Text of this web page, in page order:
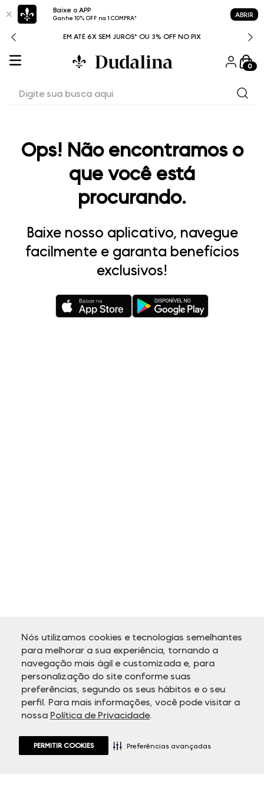
Baixe o APP
Ganhe 10% OFF na 1 COMPRA* ABRIR
Nós utilizamos cookies e tecnologias semelhantes
para melhorar a sua experiência, tornando a
navegação mais ágil e customizada e, para
personalização do site conforme suas
preferências, segundo os seus hábitos e o seu
perfil. Para mais informações, você pode visitar a
nossa Política de Privacidade.
PERMITIR COOKIES Preferências avançadas
EM ATÉ 6X SEM JUROS* OU 3% OFF NO PIX
0
Ops! Não encontramos o
que você está
procurando.
Baixe nosso aplicativo, navegue
facilmente e garanta benefícios
exclusivos!